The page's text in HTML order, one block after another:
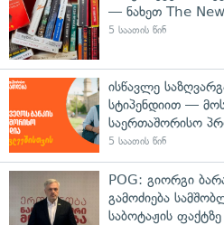
— ნახეთ The
5 საათის წინ
ისწავლე
სტიპენდიით —
საერთაშორისო
5 საათის წინ
POG: გიორგი
გამოძიება
საბოტაჟის